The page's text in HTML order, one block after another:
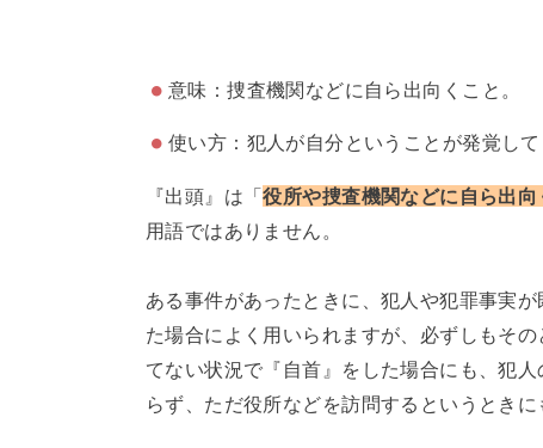
意味：捜査機関などに自ら出向くこと。
使い方：犯人が自分ということが発覚し
『出頭』は「役所や捜査機関などに自ら出向
用語ではありません。
ある事件があったときに、犯人や犯罪事実
た場合によく用いられますが、必ずしもそ
てない状況で『自首』をした場合にも、犯
らず、ただ役所などを訪問するというときに